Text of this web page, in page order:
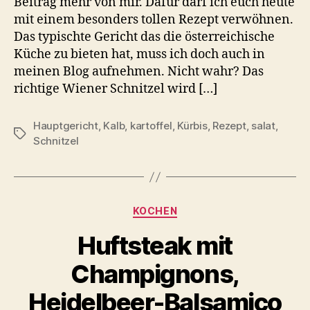
mit einem besonders tollen Rezept verwöhnen.
Das typischte Gericht das die österreichische
Küche zu bieten hat, muss ich doch auch in
meinen Blog aufnehmen. Nicht wahr? Das
richtige Wiener Schnitzel wird […]
Schlagwörter
Hauptgericht, Kalb, kartoffel, Kürbis, Rezept, salat,
Schnitzel
Kategorien
KOCHEN
Huftsteak mit
Champignons,
Heidelbeer-Balsamico